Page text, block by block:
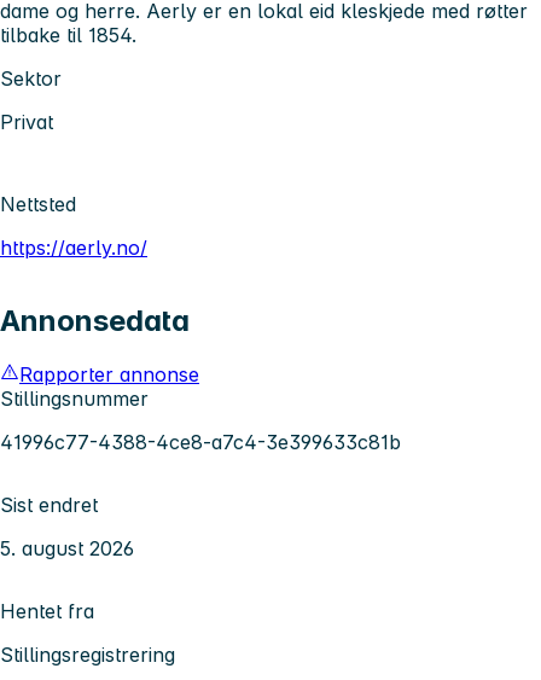
dame og herre. Aerly er en lokal eid kleskjede med røtter
tilbake til 1854.
Sektor
Privat
Nettsted
https://aerly.no/
Annonsedata
Rapporter annonse
Stillingsnummer
41996c77-4388-4ce8-a7c4-3e399633c81b
Sist endret
5. august 2026
Hentet fra
Stillingsregistrering